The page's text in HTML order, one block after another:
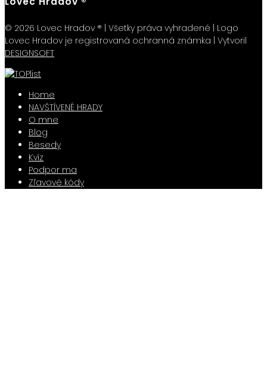
© 2026 Lovec Hradov ® | Všetky práva vyhradené | Logo
Lovec Hradov je registrovaná ochranná známka | Vytvoril
DESIGNSOFT
Home
NAVŠTÍVENÉ HRADY
O mne
Blog
Besedy
Kvíz
Podpor ma
Zľavové kódy